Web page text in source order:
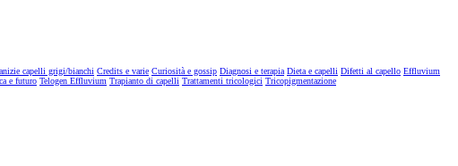
capelli grigi/bianchi Credits e varie Curiosità e gossip Diagnosi e terapia Dieta e capelli Difetti al capello Effluvium
e futuro Telogen Effluvium Trapianto di capelli Trattamenti tricologici Tricopigmentazione